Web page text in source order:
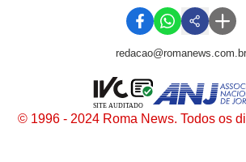
redacao@romanews.com.br
© 1996 - 2024 Roma News. Todos os
SITE AUDITADO